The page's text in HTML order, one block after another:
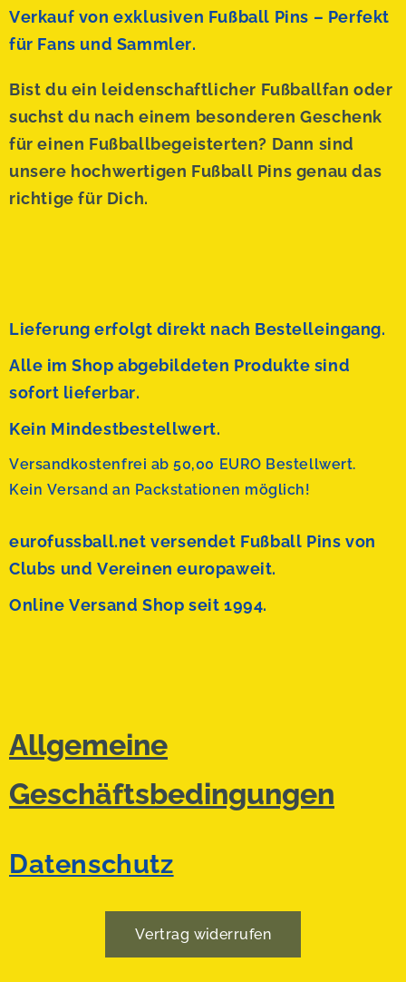
Verkauf von exklusiven Fußball Pins – Perfekt
für Fans und Sammler.
Bist du ein leidenschaftlicher Fußballfan oder
suchst du nach einem besonderen Geschenk
für einen Fußballbegeisterten? Dann sind
unsere hochwertigen Fußball Pins genau das
richtige für Dich.
Lieferung erfolgt direkt nach Bestelleingang.
Alle im Shop abgebildeten Produkte sind
sofort lieferbar.
Kein Mindestbestellwert.
Versandkostenfrei ab 50,00 EURO Bestellwert.
Kein Versand an Packstationen möglich!
eurofussball.net versendet Fußball Pins von
Clubs und Vereinen europaweit.
Online Versand Shop seit 1994.
Allgemeine
Geschäftsbedingungen
Datenschutz
Vertrag widerrufen